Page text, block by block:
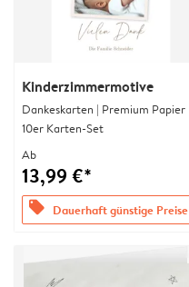
Kinderzimmermotive
Dankeskarten | Premium Papier
10er Karten-Set
Ab
13,99 €*
offers Dauerhaft günstige Preise